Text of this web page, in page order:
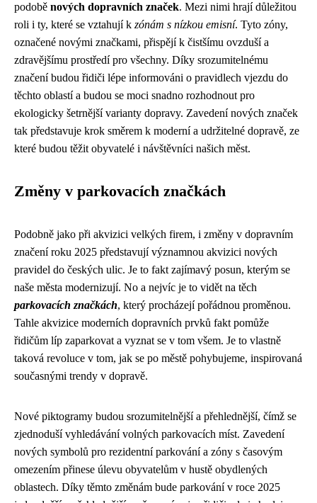
podobě nových dopravních značek. Mezi nimi hrají důležitou
roli i ty, které se vztahují k zónám s nízkou emisní. Tyto zóny,
označené novými značkami, přispějí k čistšímu ovzduší a
zdravějšímu prostředí pro všechny. Díky srozumitelnému
značení budou řidiči lépe informováni o pravidlech vjezdu do
těchto oblastí a budou se moci snadno rozhodnout pro
ekologicky šetrnější varianty dopravy. Zavedení nových značek
tak představuje krok směrem k moderní a udržitelné dopravě, ze
které budou těžit obyvatelé i návštěvníci našich měst.
Změny v parkovacích značkách
Podobně jako při akvizici velkých firem, i změny v dopravním
značení roku 2025 představují významnou akvizici nových
pravidel do českých ulic. Je to fakt zajímavý posun, kterým se
naše města modernizují. No a nejvíc je to vidět na těch
parkovacích značkách, který procházejí pořádnou proměnou.
Tahle akvizice moderních dopravních prvků fakt pomůže
řidičům líp zaparkovat a vyznat se v tom všem. Je to vlastně
taková revoluce v tom, jak se po městě pohybujeme, inspirovaná
současnými trendy v dopravě.
Nové piktogramy budou srozumitelnější a přehlednější, čímž se
zjednoduší vyhledávání volných parkovacích míst. Zavedení
nových symbolů pro rezidentní parkování a zóny s časovým
omezením přinese úlevu obyvatelům v hustě obydlených
oblastech. Díky těmto změnám bude parkování v roce 2025